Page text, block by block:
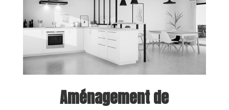
Aménagementde